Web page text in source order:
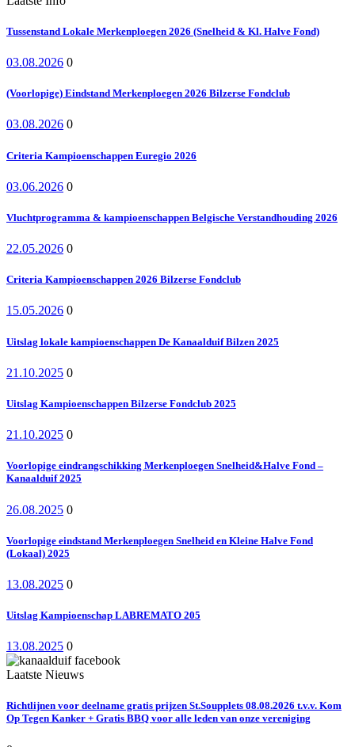
Tussenstand Lokale Merkenploegen 2026 (Snelheid & Kl. Halve Fond)
03.08.2026 0
(Voorlopige) Eindstand Merkenploegen 2026 Bilzerse Fondclub
03.08.2026 0
Criteria Kampioenschappen Euregio 2026
03.06.2026 0
Vluchtprogramma & kampioenschappen Belgische Verstandhouding 2026
22.05.2026 0
Criteria Kampioenschappen 2026 Bilzerse Fondclub
15.05.2026 0
Uitslag lokale kampioenschappen De Kanaalduif Bilzen 2025
21.10.2025 0
Uitslag Kampioenschappen Bilzerse Fondclub 2025
21.10.2025 0
Voorlopige eindrangschikking Merkenploegen Snelheid&Halve Fond –
Kanaalduif 2025
26.08.2025 0
Voorlopige eindstand Merkenploegen Snelheid en Kleine Halve Fond
(Lokaal) 2025
13.08.2025 0
Uitslag Kampioenschap LABREMATO 205
13.08.2025 0
Laatste Nieuws
Richtlijnen voor deelname gratis prijzen St.Soupplets 08.08.2026 t.v.v. Kom
Op Tegen Kanker + Gratis BBQ voor alle leden van onze vereniging